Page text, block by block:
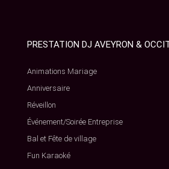
PRESTATION DJ AVEYRON &
Animations Mariage
Anniversaire
Réveillon
Événement/Soirée Entreprise
Bal et Fête de village
Fun Karaoké